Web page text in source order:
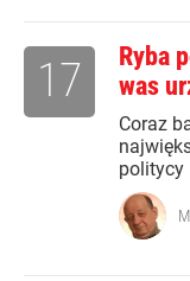
Ryba
was
Coraz
politycy
17